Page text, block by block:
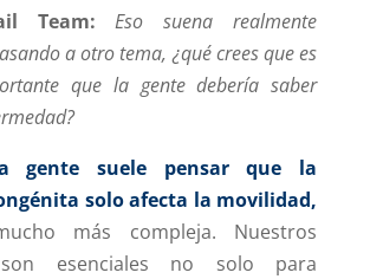
Team:
Eso suena realmente
a otro tema, ¿qué crees que es
que la gente debería saber
gente suele pensar que la
solo afecta la movilidad,
más compleja. Nuestros
son esenciales no solo para